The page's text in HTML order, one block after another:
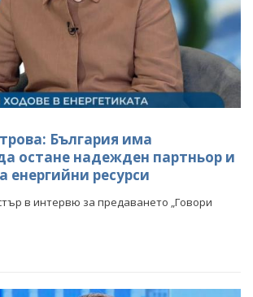
България има
остане надежден партньор и
енергийни ресурси
в интервю за предаването „Говори